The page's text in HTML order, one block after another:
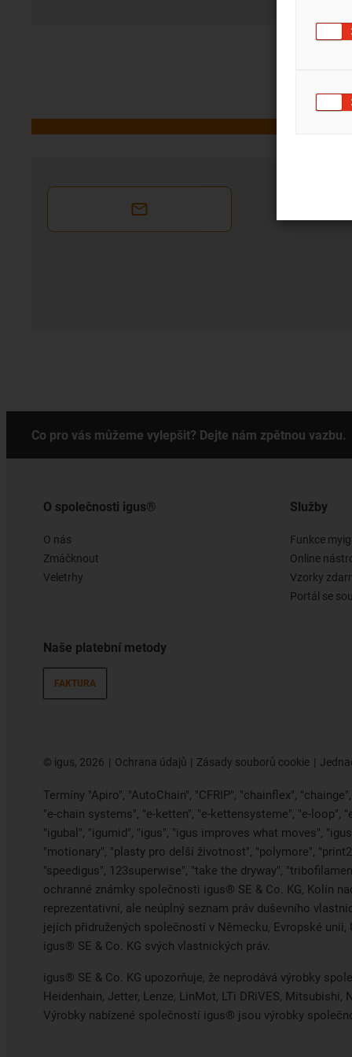
Co pro vás můžeme vylepšit? Dejte nám zpětnou vazbu.
O společnosti igus®
O nás
Zmáčknout
Veletrhy
Naše platební metody
FAKTURA
Služby
Funkce
Online
Vzorky
Portál se
© igus, 2026 Ochrana údajů Zásady souborů cookie
Termíny "Apiro", "AutoChain", "CFRIP", "chainflex",
"e-chain systems", "e-ketten", "e-kettensysteme", "e-loop",
"igubal", "igumid", "igus", "igus improves what moves",
"motionary", "plasty pro delší životnost", "polymore",
"speedigus", 123superwise", "take the dryway",
ochranné známky společnosti igus® SE & Co. KG, Kolín
reprezentativní, ale neúplný seznam práv duševního
jejích přidružených společností v Německu, Evropské
igus® SE & Co. KG svých vlastnických práv.
igus® SE & Co. KG upozorňuje, že neprodává výrobky
Heidenhain, Jetter, Lenze, LinMot, LTi DRiVES,
Výrobky nabízené společností igus® jsou výrobky